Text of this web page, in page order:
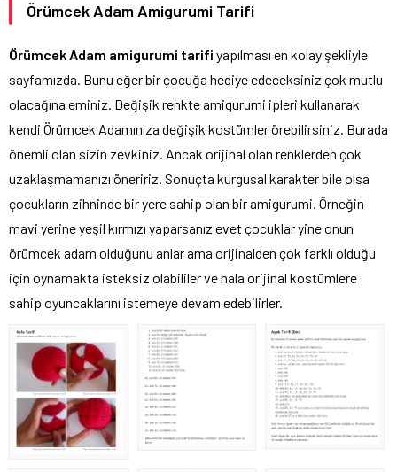
Örümcek Adam Amigurumi Tarifi
Örümcek Adam amigurumi tarifi yapılması en kolay şekliyle
sayfamızda. Bunu eğer bir çocuğa hediye edeceksiniz çok mutlu
olacağına eminiz. Değişik renkte amigurumi ipleri kullanarak
kendi Örümcek Adamınıza değişik kostümler örebilirsiniz. Burada
önemli olan sizin zevkiniz. Ancak orijinal olan renklerden çok
uzaklaşmamanızı öneririz. Sonuçta kurgusal karakter bile olsa
çocukların zihninde bir yere sahip olan bir amigurumi. Örneğin
mavi yerine yeşil kırmızı yaparsanız evet çocuklar yine onun
örümcek adam olduğunu anlar ama orijinalden çok farklı olduğu
için oynamakta isteksiz olabililer ve hala orijinal kostümlere
sahip oyuncaklarını istemeye devam edebilirler.